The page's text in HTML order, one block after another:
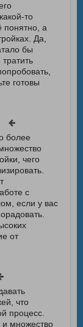
то
понятно, а
Да,
бы
готовы
более
чего
с
если у вас
от
что
процесс.
и множество